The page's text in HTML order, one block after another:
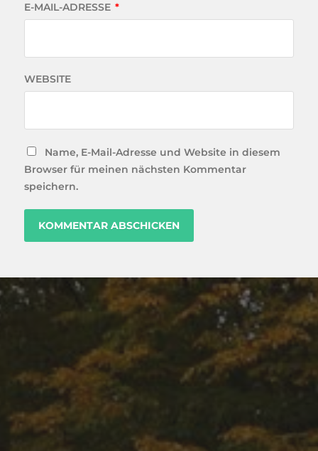
E-MAIL-ADRESSE *
WEBSITE
Name, E-Mail-Adresse und Website in diesem
Browser für meinen nächsten Kommentar
speichern.